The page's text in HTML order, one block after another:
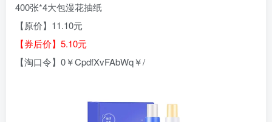
400张*4大包漫花抽纸
【原价】11.10元
【券后价】5.10元
【淘口令】0￥CpdfXvFAbWq￥/